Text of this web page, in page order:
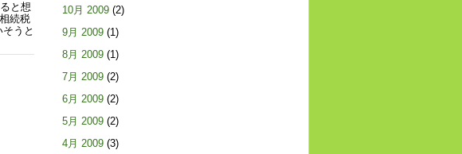
と想
続税
うと
10月 2009 (2)
9月 2009 (1)
8月 2009 (1)
7月 2009 (2)
6月 2009 (2)
5月 2009 (2)
4月 2009 (3)